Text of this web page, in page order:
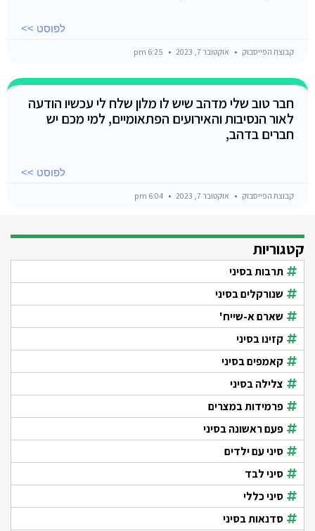
לפוסט >>
קבוצת הפייסבוק אוקטובר 7, 2023
חבר טוב שלי מדהב שיש לו מלון שלח לי עכשיו הודעה
לאור הנסיבות והאירועים הפתאומיים, למי מכם יש
חברים בדהב,
לפוסט >>
קבוצת הפייסבוק אוקטובר 7, 2023
קטגוריות
תרבות בסיני
שנורקלים בסיני
שארם א-שייח'
קזינו בסיני
קאמפים בסיני
צלילה בסיני
פרמידות במצרים
פעם ראשונה בסיני
סיני עם ילדים
סיני לבד
סיני כללי
סדנאות בסיני